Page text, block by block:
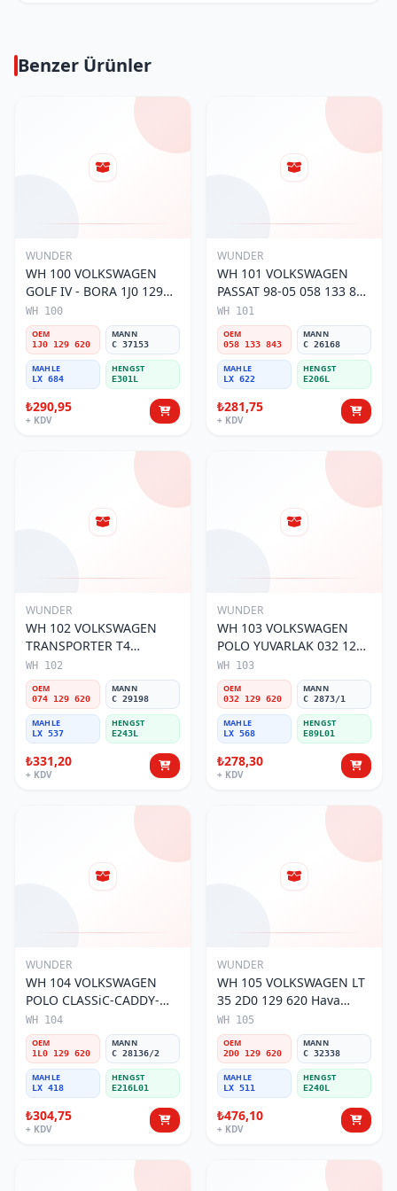
Benzer Ürünler
WUNDER
WH 100 VOLKSWAGEN
GOLF IV - BORA 1J0 129
620 Hava Filtresi
WH 100
OEM
1J0 129 620
MANN
C 37153
MAHLE
LX 684
HENGST
E301L
₺290,95
+ KDV
WUNDER
WH 101 VOLKSWAGEN
PASSAT 98-05 058 133 843
Hava Filtresi
WH 101
OEM
058 133 843
MANN
C 26168
MAHLE
LX 622
HENGST
E206L
₺281,75
+ KDV
WUNDER
WH 102 VOLKSWAGEN
TRANSPORTER T4
(SÜNGERSiZ) 074 129 620
Hava Filtresi
WH 102
OEM
074 129 620
MANN
C 29198
MAHLE
LX 537
HENGST
E243L
₺331,20
+ KDV
WUNDER
WH 103 VOLKSWAGEN
POLO YUVARLAK 032 129
620 Hava Filtresi
WH 103
OEM
032 129 620
MANN
C 2873/1
MAHLE
LX 568
HENGST
E89L01
₺278,30
+ KDV
WUNDER
WH 104 VOLKSWAGEN
POLO CLASSiC-CADDY-
SEAT iBiZA 1L0 129 620
Hava Filtresi
WH 104
OEM
1L0 129 620
MANN
C 28136/2
MAHLE
LX 418
HENGST
E216L01
₺304,75
+ KDV
WUNDER
WH 105 VOLKSWAGEN LT
35 2D0 129 620 Hava
Filtresi
WH 105
OEM
2D0 129 620
MANN
C 32338
MAHLE
LX 511
HENGST
E240L
₺476,10
+ KDV